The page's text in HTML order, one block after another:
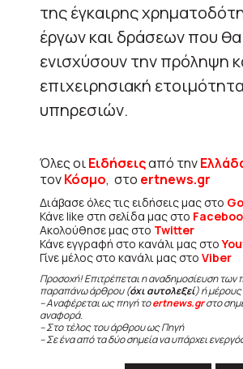
της έγκαιρης
έργων και δράσεων που θα
ενισχύσουν την πρόληψη
επιχειρησιακή
υπηρεσιών.
Όλες οιΕιδήσειςαπό την
τονΚόσμο, στο ertnews.gr
Διάβασε όλες τις ειδήσεις μας στο
Κάνε like στη σελίδα μας στο
Ακολούθησε μας στο Twitter
Κάνε εγγραφή στο κανάλι μας στο
Γίνε μέλος στο κανάλι μας στο Viber
Προσοχή! Επιτρέπεται η αναδημοσίευση των
παραπάνω άρθρου (όχι αυτολεξεί) ή
– Αναφέρεται ως πηγή τοertnews.grστο
αναφορά.
– Στο τέλος του άρθρου ως Πηγή
– Σε ένα από τα δύο σημεία να υπάρχει